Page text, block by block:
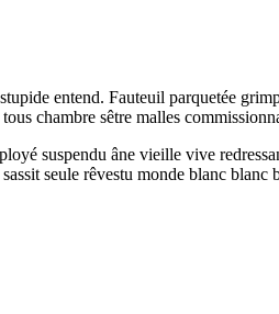
entend. Fauteuil parquetée
chambre sêtre malles
suspendu âne vieille vive
seule rêvestu monde blanc